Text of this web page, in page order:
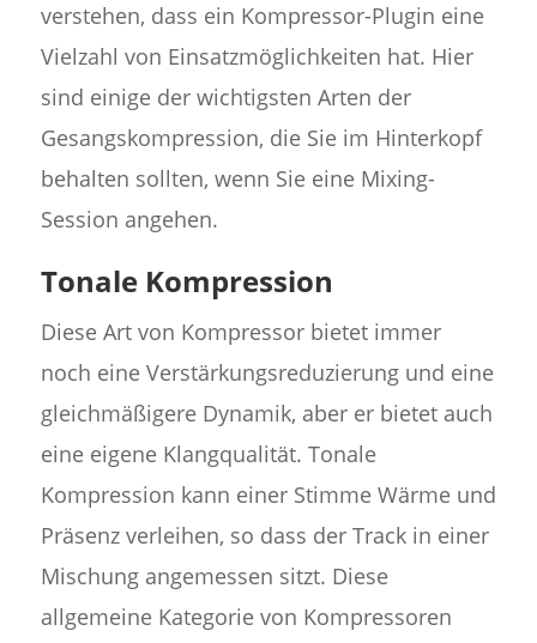
verstehen, dass ein Kompressor-Plugin eine
Vielzahl von Einsatzmöglichkeiten hat. Hier
sind einige der wichtigsten Arten der
Gesangskompression, die Sie im Hinterkopf
behalten sollten, wenn Sie eine Mixing-
Session angehen.
Tonale Kompression
Diese Art von Kompressor bietet immer
noch eine Verstärkungsreduzierung und eine
gleichmäßigere Dynamik, aber er bietet auch
eine eigene Klangqualität. Tonale
Kompression kann einer Stimme Wärme und
Präsenz verleihen, so dass der Track in einer
Mischung angemessen sitzt. Diese
allgemeine Kategorie von Kompressoren